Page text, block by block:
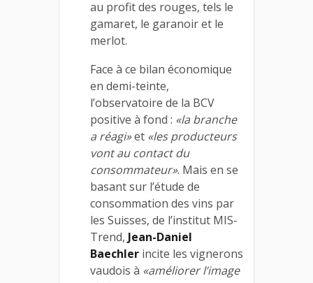
au profit des rouges, tels le
gamaret, le garanoir et le
merlot.
Face à ce bilan économique
en demi-teinte,
l’observatoire de la BCV
positive à fond : «la branche
a réagi»et «les producteurs
vont au contact du
consommateur». Mais en se
basant sur l’étude de
consommation des vins par
les Suisses, de l’institut MIS-
Trend, Jean-Daniel
Baechler incite les vignerons
vaudois à «améliorer l’image